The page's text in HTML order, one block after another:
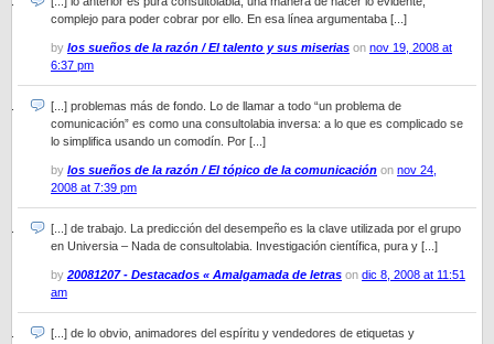
complejo para poder cobrar por ello. En esa línea argumentaba [...]
by los sueños de la razón / El talento y sus miserias on nov 19, 2008 at
6:37 pm
[...] problemas más de fondo. Lo de llamar a todo “un problema de
comunicación” es como una consultolabia inversa: a lo que es complicado se
lo simplifica usando un comodín. Por [...]
by los sueños de la razón / El tópico de la comunicación on nov 24,
2008 at 7:39 pm
[...] de trabajo. La predicción del desempeño es la clave utilizada por el grupo
en Universia – Nada de consultolabia. Investigación científica, pura y [...]
by 20081207 - Destacados « Amalgamada de letras on dic 8, 2008 at 11:51
am
[...] de lo obvio, animadores del espíritu y vendedores de etiquetas y